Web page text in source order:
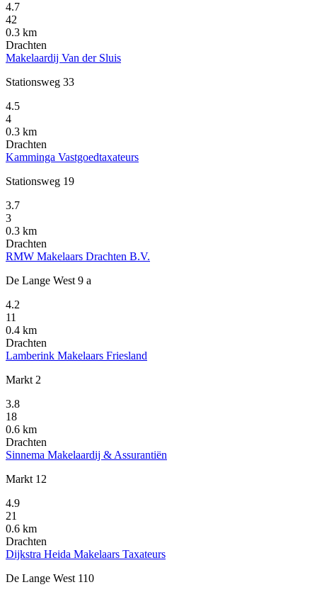
4.7
42
0.3 km
Drachten
Makelaardij Van der Sluis
Stationsweg 33
4.5
4
0.3 km
Drachten
Kamminga Vastgoedtaxateurs
Stationsweg 19
3.7
3
0.3 km
Drachten
RMW Makelaars Drachten B.V.
De Lange West 9 a
4.2
11
0.4 km
Drachten
Lamberink Makelaars Friesland
Markt 2
3.8
18
0.6 km
Drachten
Sinnema Makelaardij & Assurantiën
Markt 12
4.9
21
0.6 km
Drachten
Dijkstra Heida Makelaars Taxateurs
De Lange West 110